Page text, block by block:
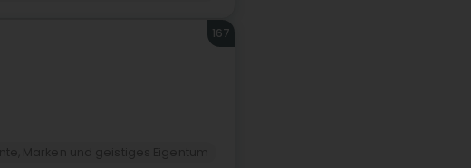
167